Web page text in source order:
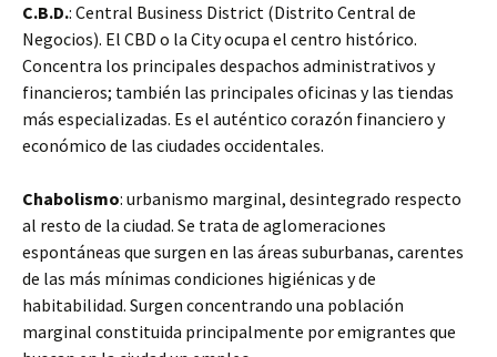
C.B.D.: Central Business District (Distrito Central de
Negocios). El CBD o la City ocupa el centro histórico.
Concentra los principales despachos administrativos y
financieros; también las principales oficinas y las tiendas
más especializadas. Es el auténtico corazón financiero y
económico de las ciudades occidentales.
Chabolismo: urbanismo marginal, desintegrado respecto
al resto de la ciudad. Se trata de aglomeraciones
espontáneas que surgen en las áreas suburbanas, carentes
de las más mínimas condiciones higiénicas y de
habitabilidad. Surgen concentrando una población
marginal constituida principalmente por emigrantes que